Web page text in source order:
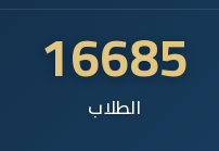
16685
الطلاب